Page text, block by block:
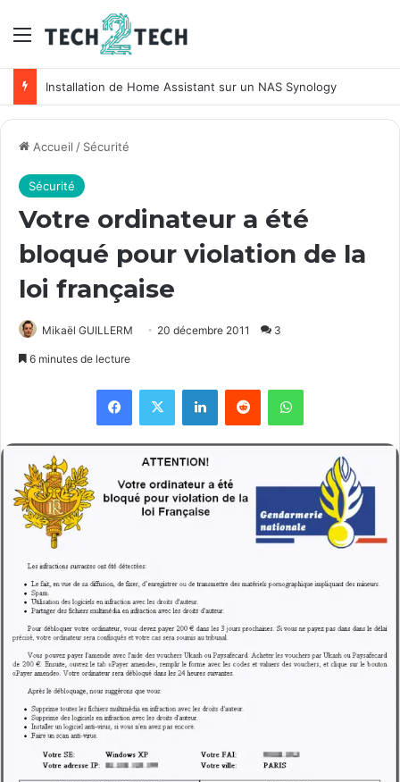
Menu
Accueil / Sécurité
Sécurité
Votre ordinateur a été
bloqué pour violation de la
loi française
Mikaël GUILLERM 20 décembre 2011 3
6 minutes de lecture